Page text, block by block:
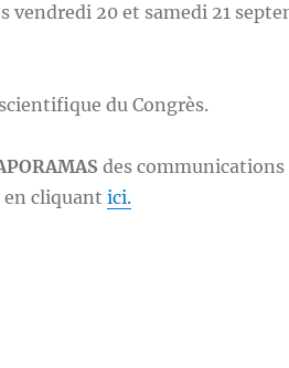
vendredi 20 et samedi 21
du Congrès.
des communications
en cliquantici.